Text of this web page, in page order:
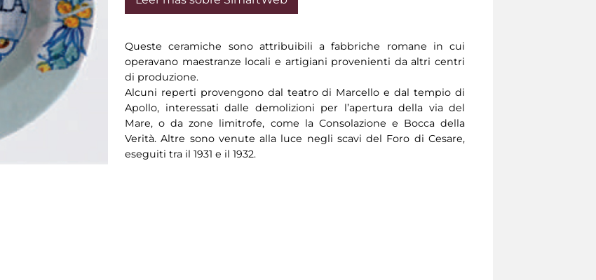
Queste ceramiche sono attribuibili a fabbriche romane in cui
operavano maestranze locali e artigiani provenienti da altri centri
di produzione.
Alcuni reperti provengono dal teatro di Marcello e dal tempio di
Apollo, interessati dalle demolizioni per l’apertura della via del
Mare, o da zone limitrofe, come la Consolazione e Bocca della
Verità. Altre sono venute alla luce negli scavi del Foro di Cesare,
eseguiti tra il 1931 e il 1932.